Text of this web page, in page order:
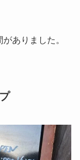
ありました。